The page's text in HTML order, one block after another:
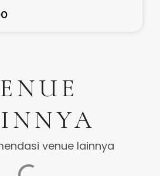
venue lainnya